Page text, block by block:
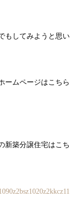
もしてみようと思い
ームページはこちら
新築分譲住宅はこち